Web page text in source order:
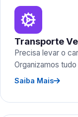
Transporte
Precisa levar o
Organizamos
Saiba Mais